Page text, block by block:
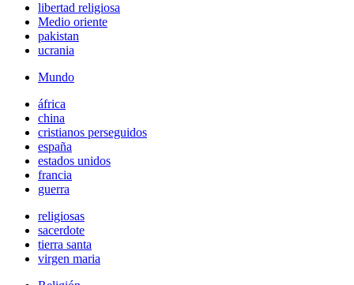
libertad religiosa
Medio oriente
pakistan
ucrania
Mundo
áfrica
china
cristianos perseguidos
españa
estados unidos
francia
guerra
religiosas
sacerdote
tierra santa
virgen maria